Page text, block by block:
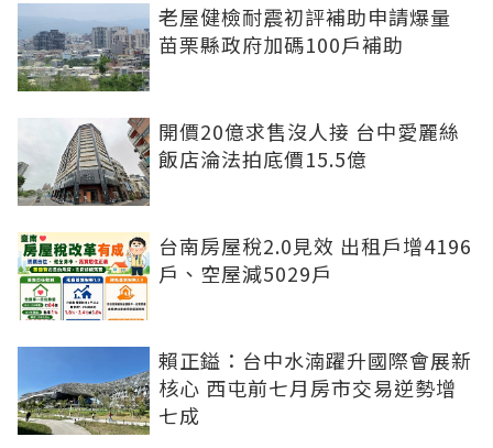
老屋健檢耐震初評補助申請爆量
苗栗縣政府加碼100戶補助
開價20億求售沒人接 台中愛麗絲
飯店淪法拍底價15.5億
台南房屋稅2.0見效 出租戶增4196
戶、空屋減5029戶
賴正鎰：台中水湳躍升國際會展新
核心 西屯前七月房市交易逆勢增
七成